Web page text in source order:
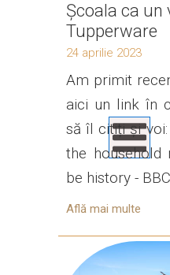
Școala ca un
Tupperware
24 aprilie 2023
Am primit
aici un link în
să îl citiți și voi:
the household
be history -
Află mai multe